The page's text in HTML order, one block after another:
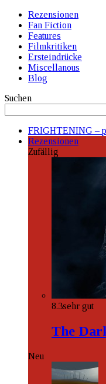
Rezensionen
Fan Fiction
Features
Filmkritiken
Ersteindrücke
Miscellanous
Blog
Suchen
FRIGHTENING –
Rezensionen
Zufällig
8.3sehr gut
The
Neu